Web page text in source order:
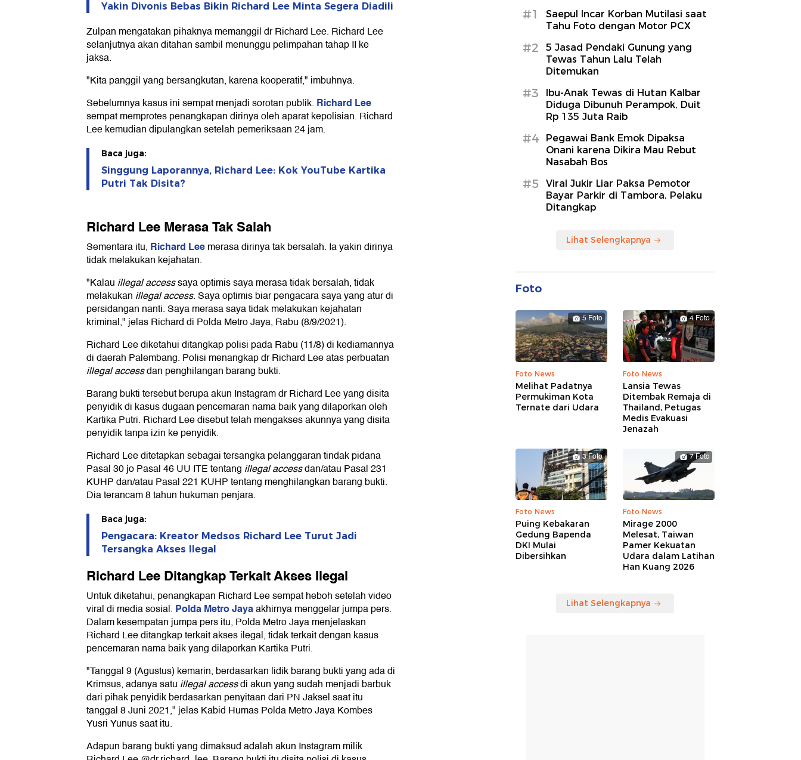
Yakin Divonis Bebas Bikin Richard Lee Minta Segera Diadili
Zulpan mengatakan pihaknya memanggil dr Richard Lee. Richard Lee
selanjutnya akan ditahan sambil menunggu pelimpahan tahap II ke
jaksa.
"Kita panggil yang bersangkutan, karena kooperatif," imbuhnya.
Sebelumnya kasus ini sempat menjadi sorotan publik. Richard Lee
sempat memprotes penangkapan dirinya oleh aparat kepolisian. Richard
Lee kemudian dipulangkan setelah pemeriksaan 24 jam.
Baca juga:
Singgung Laporannya, Richard Lee: Kok YouTube Kartika
Putri Tak Disita?
Richard Lee Merasa Tak Salah
Sementara itu, Richard Leemerasa dirinya tak bersalah. Ia yakin dirinya
tidak melakukan kejahatan.
"Kalau illegal accesssaya optimis saya merasa tidak bersalah, tidak
melakukan illegal access. Saya optimis biar pengacara saya yang atur di
persidangan nanti. Saya merasa saya tidak melakukan kejahatan
kriminal," jelas Richard di Polda Metro Jaya, Rabu (8/9/2021).
Richard Lee diketahui ditangkap polisi pada Rabu (11/8) di kediamannya
di daerah Palembang. Polisi menangkap dr Richard Lee atas perbuatan
illegal accessdan penghilangan barang bukti.
Barang bukti tersebut berupa akun Instagram dr Richard Lee yang disita
penyidik di kasus dugaan pencemaran nama baik yang dilaporkan oleh
Kartika Putri. Richard Lee disebut telah mengakses akunnya yang disita
penyidik tanpa izin ke penyidik.
Richard Lee ditetapkan sebagai tersangka pelanggaran tindak pidana
Pasal 30 jo Pasal 46 UU ITE tentang illegal accessdan/atau Pasal 231
KUHP dan/atau Pasal 221 KUHP tentang menghilangkan barang bukti.
Dia terancam 8 tahun hukuman penjara.
Baca juga:
Pengacara: Kreator Medsos Richard Lee Turut Jadi
Tersangka Akses Ilegal
Richard Lee Ditangkap Terkait Akses Ilegal
Untuk diketahui, penangkapan Richard Lee sempat heboh setelah video
viral di media sosial. Polda Metro Jayaakhirnya menggelar jumpa pers.
Dalam kesempatan jumpa pers itu, Polda Metro Jaya menjelaskan
Richard Lee ditangkap terkait akses ilegal, tidak terkait dengan kasus
pencemaran nama baik yang dilaporkan Kartika Putri.
"Tanggal 9 (Agustus) kemarin, berdasarkan lidik barang bukti yang ada di
Krimsus, adanya satu illegal accessdi akun yang sudah menjadi barbuk
dari pihak penyidik berdasarkan penyitaan dari PN Jaksel saat itu
tanggal 8 Juni 2021," jelas Kabid Humas Polda Metro Jaya Kombes
Yusri Yunus saat itu.
Adapun barang bukti yang dimaksud adalah akun Instagram milik
#1
Saepul Incar Korban Mutilasi saat
Tahu Foto dengan Motor PCX
#2
5 Jasad Pendaki Gunung yang
Tewas Tahun Lalu Telah
Ditemukan
#3
Ibu-Anak Tewas di Hutan Kalbar
Diduga Dibunuh Perampok, Duit
Rp 135 Juta Raib
#4
Pegawai Bank Emok Dipaksa
Onani karena Dikira Mau Rebut
Nasabah Bos
#5
Viral Jukir Liar Paksa Pemotor
Bayar Parkir di Tambora, Pelaku
Ditangkap
Lihat Selengkapnya
Foto
5 Foto
Foto News
Melihat Padatnya
Permukiman Kota
Ternate dari Udara
4 Foto
Foto News
Lansia Tewas
Ditembak Remaja di
Thailand, Petugas
Medis Evakuasi
Jenazah
3 Foto
Foto News
Puing Kebakaran
Gedung Bapenda
DKI Mulai
Dibersihkan
7 Foto
Foto News
Mirage 2000
Melesat, Taiwan
Pamer Kekuatan
Udara dalam Latihan
Han Kuang 2026
Lihat Selengkapnya